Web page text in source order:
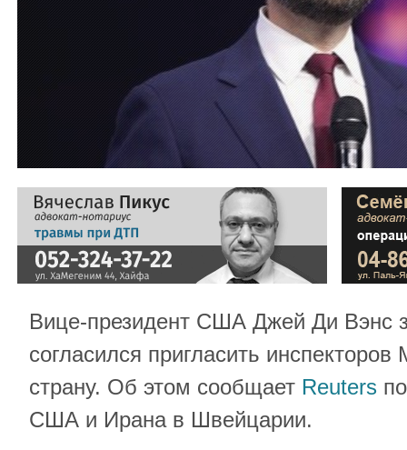
Вице-президент США Джей Ди Вэнс
согласился пригласить
страну. Об этом сообщает Reuters
США и Ирана в Швейцарии.